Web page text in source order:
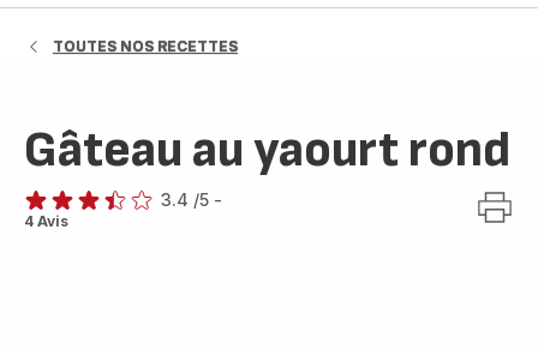
TOUTES NOS RECETTES
Gâteau au yaourt rond
ratings.3.4
3.4 /5 -
4 Avis